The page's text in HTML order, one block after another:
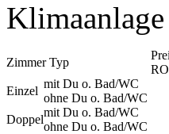
Zimmer Typ
Einzel
mit Du o. Bad/WC
ohne Du o. Bad/WC
Doppel
mit Du o. Bad/WC
ohne Du o. Bad/WC